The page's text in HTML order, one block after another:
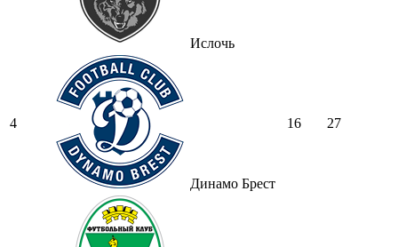
Ислочь
4
Динамо Брест
16 27